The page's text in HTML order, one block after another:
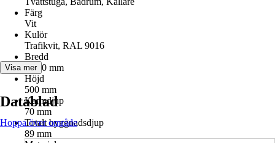
Färg
Vit
Kulör
Trafikvit, RAL 9016
Bredd
1 000 mm
Höjd
500 mm
Karmdjup
70 mm
Totalt byggnadsdjup
89 mm
Visa mer
Datablad
Hoppa över område